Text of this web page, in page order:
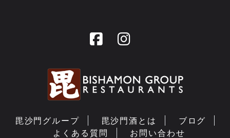
毘沙門グループ 毘沙門酒とは
ブログ
よくある質問
お問い合わせ